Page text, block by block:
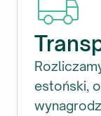
estoński,